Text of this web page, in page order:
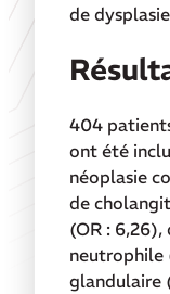
de
404
ont été
néoplasie
de
(OR : 6,26),
neutrophile
glandulaire